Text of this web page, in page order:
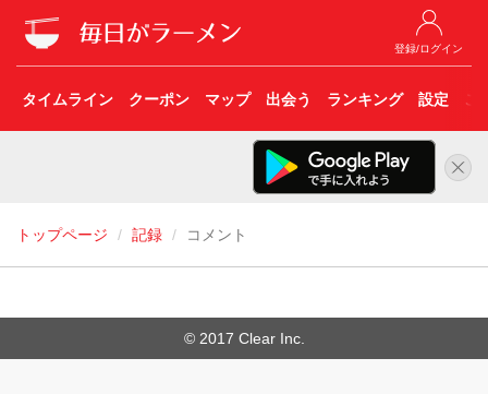
登録/ログイン
タイムライン クーポン マップ 出会う ランキング 設定 こ
トップページ 記録 コメント
© 2017 Clear Inc.